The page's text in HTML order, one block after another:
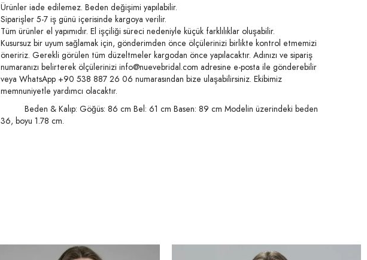
Ürünler iade edilemez. Beden değişimi yapılabilir.
Siparişler 5-7 iş günü içerisinde kargoya verilir.
Tüm ürünler el yapımıdır. El işçiliği süreci nedeniyle küçük farklılıklar oluşabilir.
Kusursuz bir uyum sağlamak için, gönderimden önce ölçülerinizi birlikte kontrol etmemizi
öneririz. Gerekli görülen tüm düzeltmeler kargodan önce yapılacaktır. Adınızı ve sipariş
numaranızı belirterek ölçülerinizi info@nuevebridal.com adresine e-posta ile gönderebilir
veya WhatsApp +90 538 887 26 06 numarasından bize ulaşabilirsiniz. Ekibimiz
memnuniyetle yardımcı olacaktır.
Beden & Kalıp: Göğüs: 86 cm Bel: 61 cm Basen: 89 cm Modelin üzerindeki beden
36, boyu 1.78 cm.